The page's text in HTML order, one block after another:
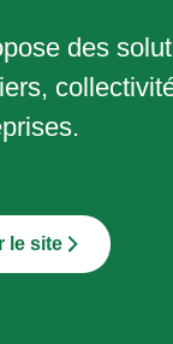
des
le site